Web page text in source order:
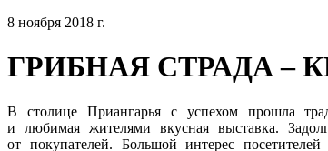
8 ноября 2018 г.
ГРИБНАЯ СТРАДА –
В столице Приангарья с успехом прошла
и любимая жителями вкусная выставка.
от покупателей. Большой интерес